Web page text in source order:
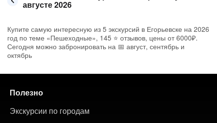
августе 2026
Купите самую интересную из 5 экскурсий в Егорьевске на 2026
год по теме «Пешеходные», 145 ⭐ отзывов, цены от 6000₽.
Сегодня можно забронировать на 📅 август, сентябрь и
октябрь
Полезно
Экскурсии по городам